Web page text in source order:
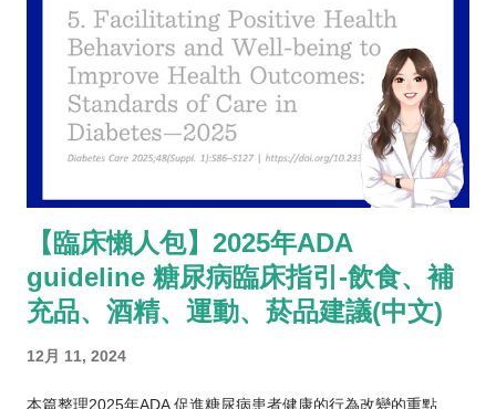
【臨床懶人包】2025年ADA
guideline 糖尿病臨床指引-飲食、補
充品、酒精、運動、菸品建議(中文)
12月 11, 2024
本篇整理2025年ADA 促進糖尿病患者健康的行為改變的重點